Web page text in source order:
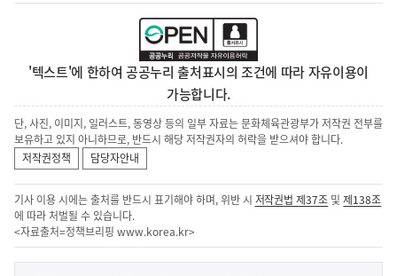
'텍스트'에 한하여 공공누리 출처표시의 조건에 따라 자유이용이
가능합니다.
단, 사진, 이미지, 일러스트, 동영상 등의 일부 자료는 문화체육관광부가 저작권 전부를
보유하고 있지 아니하므로, 반드시 해당 저작권자의 허락을 받으셔야 합니다.
저작권정책
담당자안내
기사 이용 시에는 출처를 반드시 표기해야 하며, 위반 시 저작권법 제37조 및제138조
에 따라 처벌될 수 있습니다.
<자료출처=정책브리핑 www.korea.kr>